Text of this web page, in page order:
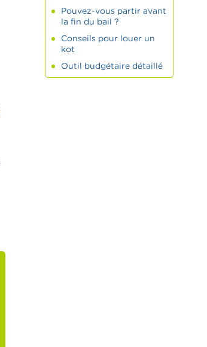
Pouvez-vous partir avant
la fin du bail ?
Conseils pour louer un
kot
Outil budgétaire détaillé